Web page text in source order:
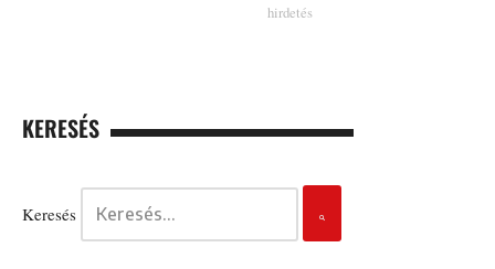
KERESÉS
Keresés